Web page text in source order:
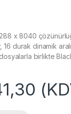
x 8040
16 durak dinamik
birlikte